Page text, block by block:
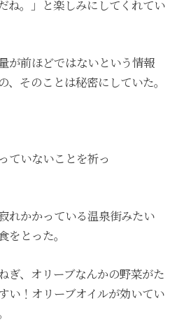
ね。」と楽しみにしてくれてい
が前ほどではないという情報
、そのことは秘密にしていた。
ていないことを祈っ
れかかっている温泉街みたい
をとった。
ぎ、オリーブなんかの野菜がた
い！オリーブオイルが効いてい